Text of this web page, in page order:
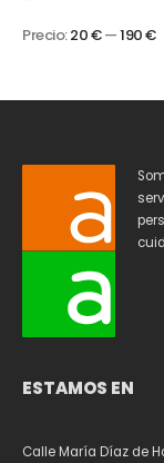
Precio:20 €—190 €
ESTAMOS EN
Calle María Díaz de